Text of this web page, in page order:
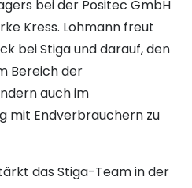
bei der Positec GmbH
Kress. Lohmann freut
bei Stiga und darauf, den
Bereich der
auch im
mit Endverbrauchern zu
das Stiga-Team in der